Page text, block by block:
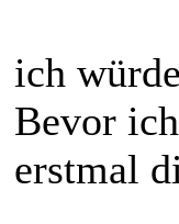
ich
Bevor
erstmal